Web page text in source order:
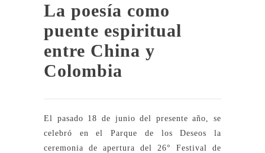
La poesía como
puente espiritual
entre China y
Colombia
El pasado 18 de junio del presente año, se
celebró en el Parque de los Deseos la
ceremonia de apertura del 26° Festival de